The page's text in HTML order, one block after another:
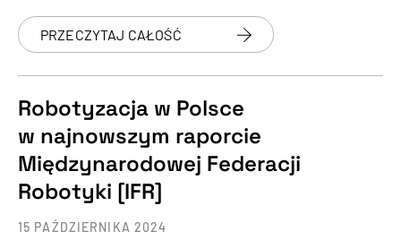
PRZECZYTAJ CAŁOŚĆ
Robotyzacja w Polsce
w najnowszym raporcie
Międzynarodowej Federacji
Robotyki [IFR]
15 PAŹDZIERNIKA 2024